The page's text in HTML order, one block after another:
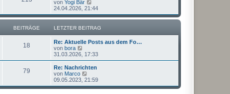
r
a
g
t
r
B
e
i
t
a
g
von Yogi Bär
e
u
e
s
r
e
i
t
a
g
24.04.2026, 21:44
BEITRÄGE LETZTER BEITRAG
18
Re: Aktuelle Posts aus dem Fo…
von bora
e
u
e
s
t
r
31.03.2026, 17:33
79
Re: Nachrichten
von Marco
e
u
09.05.2023, 21:59